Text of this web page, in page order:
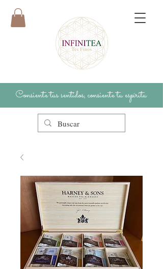
Consiente tus sentidos, consiente tu espíritu